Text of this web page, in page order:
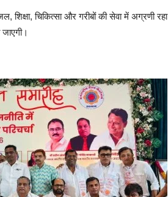
चिकित्सा और गरीबों की सेवा में अग्रणी रहा